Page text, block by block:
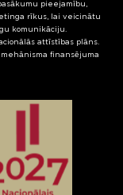
pieejamību,
rīkus, lai veicinātu
komunikāciju.
attīstības plāns.
finansējuma